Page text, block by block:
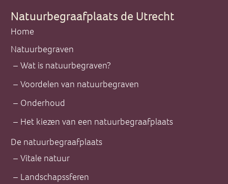
Natuurbegraafplaats de Utrecht
Home
Natuurbegraven
Wat is natuurbegraven?
Voordelen van natuurbegraven
Onderhoud
Het kiezen van een natuurbegraafplaats
De natuurbegraafplaats
Vitale natuur
Landschapssferen